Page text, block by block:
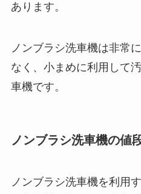
あります。
ノンブラシ洗車機は非常
なく、小まめに利用して
車機です。
ノンブラシ洗車機の値
ノンブラシ洗車機を利用